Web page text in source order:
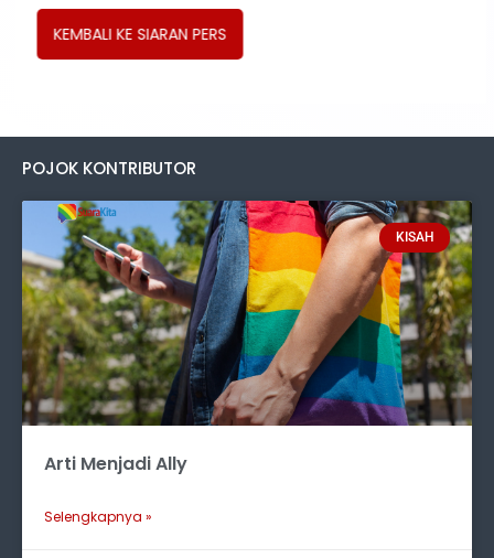
KEMBALI KE SIARAN PERS
POJOK KONTRIBUTOR
KISAH
Arti Menjadi Ally
Selengkapnya »